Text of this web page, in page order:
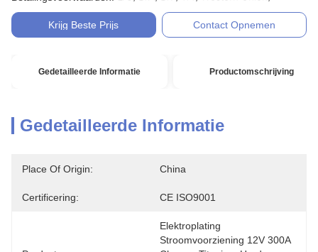
Krijg Beste Prijs Contact Opnemen
Gedetailleerde Informatie Productomschrijving
Gedetailleerde Informatie
Place Of Origin: China
Certificering: CE ISO9001
Elektroplating
Stroomvoorziening 12V 300A